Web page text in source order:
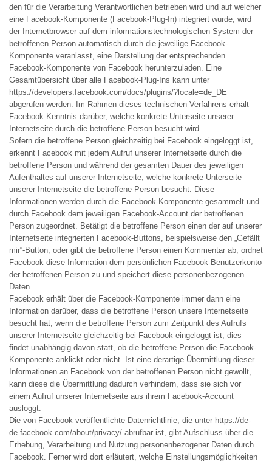
den für die Verarbeitung Verantwortlichen betrieben wird und auf welcher
eine Facebook-Komponente (Facebook-Plug-In) integriert wurde, wird
der Internetbrowser auf dem informationstechnologischen System der
betroffenen Person automatisch durch die jeweilige Facebook-
Komponente veranlasst, eine Darstellung der entsprechenden
Facebook-Komponente von Facebook herunterzuladen. Eine
Gesamtübersicht über alle Facebook-Plug-Ins kann unter
https://developers.facebook.com/docs/plugins/?locale=de_DE
abgerufen werden. Im Rahmen dieses technischen Verfahrens erhält
Facebook Kenntnis darüber, welche konkrete Unterseite unserer
Internetseite durch die betroffene Person besucht wird.
Sofern die betroffene Person gleichzeitig bei Facebook eingeloggt ist,
erkennt Facebook mit jedem Aufruf unserer Internetseite durch die
betroffene Person und während der gesamten Dauer des jeweiligen
Aufenthaltes auf unserer Internetseite, welche konkrete Unterseite
unserer Internetseite die betroffene Person besucht. Diese
Informationen werden durch die Facebook-Komponente gesammelt und
durch Facebook dem jeweiligen Facebook-Account der betroffenen
Person zugeordnet. Betätigt die betroffene Person einen der auf unserer
Internetseite integrierten Facebook-Buttons, beispielsweise den „Gefällt
mir“-Button, oder gibt die betroffene Person einen Kommentar ab, ordnet
Facebook diese Information dem persönlichen Facebook-Benutzerkonto
der betroffenen Person zu und speichert diese personenbezogenen
Daten.
Facebook erhält über die Facebook-Komponente immer dann eine
Information darüber, dass die betroffene Person unsere Internetseite
besucht hat, wenn die betroffene Person zum Zeitpunkt des Aufrufs
unserer Internetseite gleichzeitig bei Facebook eingeloggt ist; dies
findet unabhängig davon statt, ob die betroffene Person die Facebook-
Komponente anklickt oder nicht. Ist eine derartige Übermittlung dieser
Informationen an Facebook von der betroffenen Person nicht gewollt,
kann diese die Übermittlung dadurch verhindern, dass sie sich vor
einem Aufruf unserer Internetseite aus ihrem Facebook-Account
ausloggt.
Die von Facebook veröffentlichte Datenrichtlinie, die unter https://de-
de.facebook.com/about/privacy/ abrufbar ist, gibt Aufschluss über die
Erhebung, Verarbeitung und Nutzung personenbezogener Daten durch
Facebook. Ferner wird dort erläutert, welche Einstellungsmöglichkeiten